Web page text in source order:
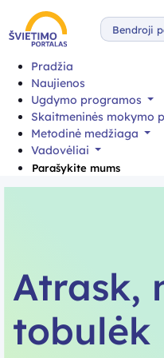
Bendroji
Pradžia
Naujienos
Ugdymo programos
Skaitmeninės mokymo
Metodinė medžiaga
Vadovėliai
Parašykite mums
Atrask,
tobulėk